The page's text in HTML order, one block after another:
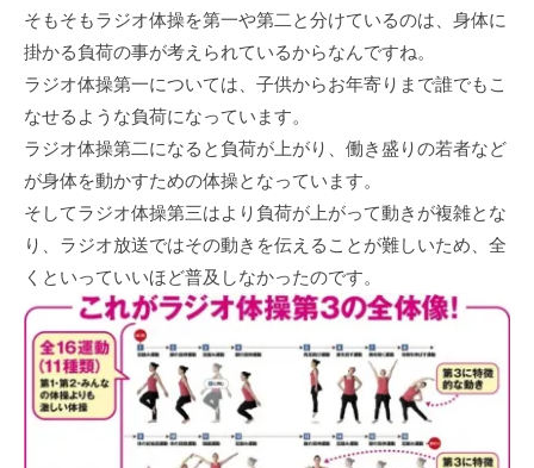
そもそもラジオ体操を第一や第二と分けているのは、身体に
掛かる負荷の事が考えられているからなんですね。
ラジオ体操第一については、子供からお年寄りまで誰でもこ
なせるような負荷になっています。
ラジオ体操第二になると負荷が上がり、働き盛りの若者など
が身体を動かすための体操となっています。
そしてラジオ体操第三はより負荷が上がって動きが複雑とな
り、ラジオ放送ではその動きを伝えることが難しいため、全
くといっていいほど普及しなかったのです。